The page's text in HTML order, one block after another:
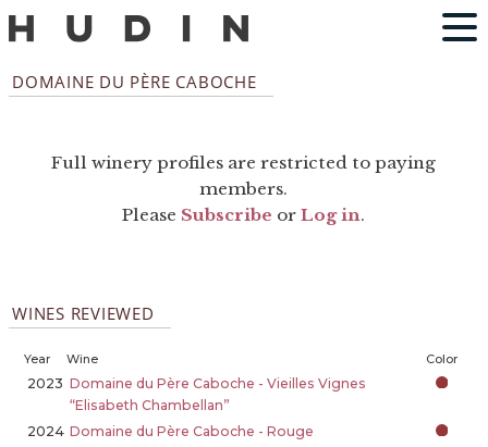
DOMAINE DU PÈRE CABOCHE
Full winery profiles are restricted to paying
members.
Please Subscribe orLog in.
WINES REVIEWED
Year Wine Color
2023 Domaine du Père Caboche - Vieilles Vignes
“Elisabeth Chambellan”
2024 Domaine du Père Caboche - Rouge